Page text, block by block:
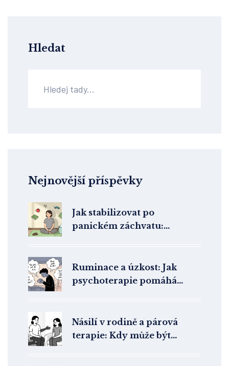
Hledat
Nejnovější příspěvky
Jak stabilizovat po
panickém záchvatu:
Ruminace a úzkost: Jak
psychoterapie pomáhá
Násilí v rodině a párová
terapie: Kdy může být